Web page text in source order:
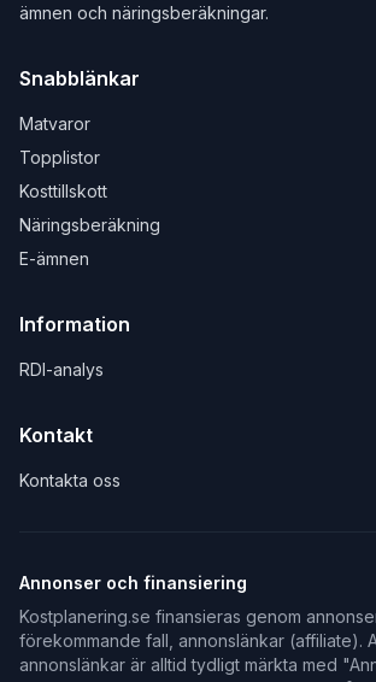
ämnen och näringsberäkningar.
Snabblänkar
Matvaror
Topplistor
Kosttillskott
Näringsberäkning
E-ämnen
Information
RDI-analys
Kontakt
Kontakta oss
Annonser och finansiering
Kostplanering.se finansieras genom
förekommande fall, annonslänkar (affiliate).
annonslänkar är alltid tydligt märkta med